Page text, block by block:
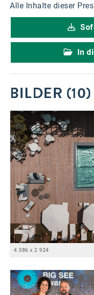
Alle Inhalte dieser
In
BILDER (10)
4 386 x 2 924